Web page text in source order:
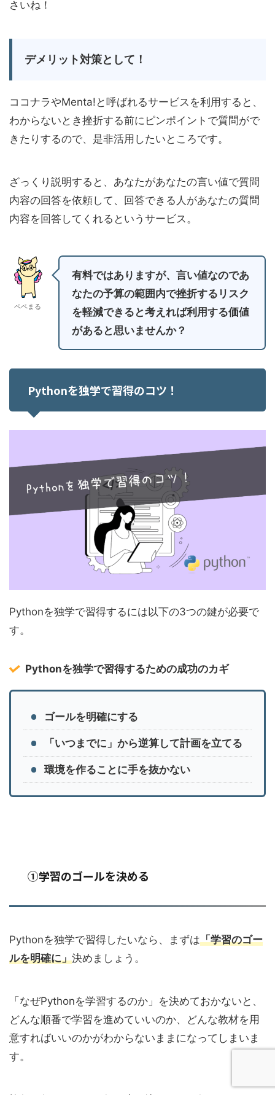
さいね！
デメリット対策として！
ココナラやMenta!と呼ばれるサービスを利用すると、
わからないとき挫折する前にピンポイントで質問がで
きたりするので、是非活用したいところです。
ざっくり説明すると、あなたがあなたの言い値で質問
内容の回答を依頼して、回答できる人があなたの質問
内容を回答してくれるというサービス。
ペペまる
有料ではありますが、言い値なのであ
なたの予算の範囲内で挫折するリスク
を軽減できると考えれば利用する価値
があると思いませんか？
Pythonを独学で習得のコツ！
Pythonを独学で習得するには以下の3つの鍵が必要で
す。
Pythonを独学で習得するための成功のカギ
ゴールを明確にする
「いつまでに」から逆算して計画を立てる
環境を作ることに手を抜かない
①学習のゴールを決める
Pythonを独学で習得したいなら、まずは「学習のゴー
ルを明確に」決めましょう。
「なぜPythonを学習するのか」を決めておかないと、
どんな順番で学習を進めていいのか、どんな教材を用
意すればいいのかがわからないままになってしまいま
す。